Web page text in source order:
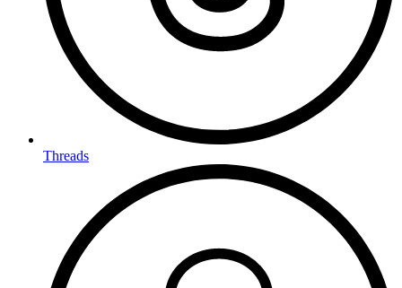
Threads